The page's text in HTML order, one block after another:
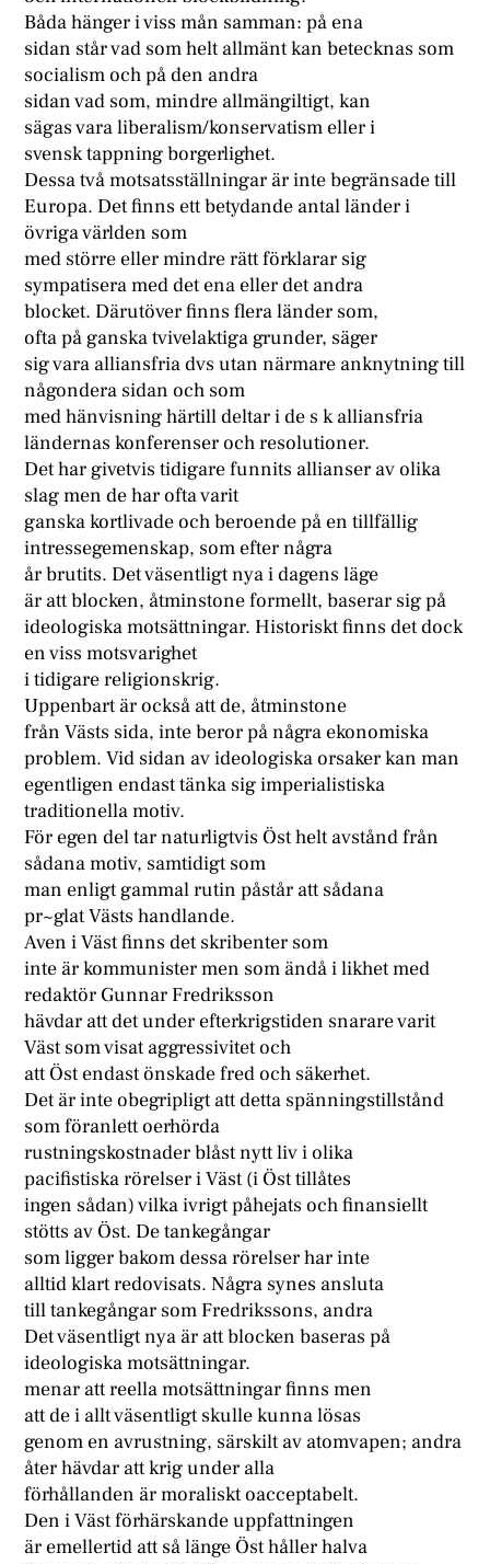
Båda hänger i viss mån samman: på ena
sidan står vad som helt allmänt kan betecknas som
socialism och på den andra
sidan vad som, mindre allmängiltigt, kan
sägas vara liberalism/konservatism eller i
svensk tappning borgerlighet.
Dessa två motsatsställningar är inte begränsade till
Europa. Det finns ett betydande antal länder i
övriga världen som
med större eller mindre rätt förklarar sig
sympatisera med det ena eller det andra
blocket. Därutöver finns flera länder som,
ofta på ganska tvivelaktiga grunder, säger
sig vara alliansfria dvs utan närmare anknytning till
någondera sidan och som
med hänvisning härtill deltar i de s k alliansfria
ländernas konferenser och resolutioner.
Det har givetvis tidigare funnits allianser av olika
slag men de har ofta varit
ganska kortlivade och beroende på en tillfällig
intressegemenskap, som efter några
år brutits. Det väsentligt nya i dagens läge
är att blocken, åtminstone formellt, baserar sig på
ideologiska motsättningar. Historiskt finns det dock
en viss motsvarighet
i tidigare religionskrig.
Uppenbart är också att de, åtminstone
från Västs sida, inte beror på några ekonomiska
problem. Vid sidan av ideologiska orsaker kan man
egentligen endast tänka sig imperialistiska
traditionella motiv.
För egen del tar naturligtvis Öst helt avstånd från
sådana motiv, samtidigt som
man enligt gammal rutin påstår att sådana
pr~glat Västs handlande.
Aven i Väst finns det skribenter som
inte är kommunister men som ändå i likhet med
redaktör Gunnar Fredriksson
hävdar att det under efterkrigstiden snarare varit
Väst som visat aggressivitet och
att Öst endast önskade fred och säkerhet.
Det är inte obegripligt att detta spänningstillstånd
som föranlett oerhörda
rustningskostnader blåst nytt liv i olika
pacifistiska rörelser i Väst (i Öst tillåtes
ingen sådan) vilka ivrigt påhejats och finansiellt
stötts av Öst. De tankegångar
som ligger bakom dessa rörelser har inte
alltid klart redovisats. Några synes ansluta
till tankegångar som Fredrikssons, andra
Det väsentligt nya är att blocken baseras på
ideologiska motsättningar.
menar att reella motsättningar finns men
att de i allt väsentligt skulle kunna lösas
genom en avrustning, särskilt av atomvapen; andra
åter hävdar att krig under alla
förhållanden är moraliskt oacceptabelt.
Den i Väst förhärskande uppfattningen
är emellertid att så länge Öst håller halva